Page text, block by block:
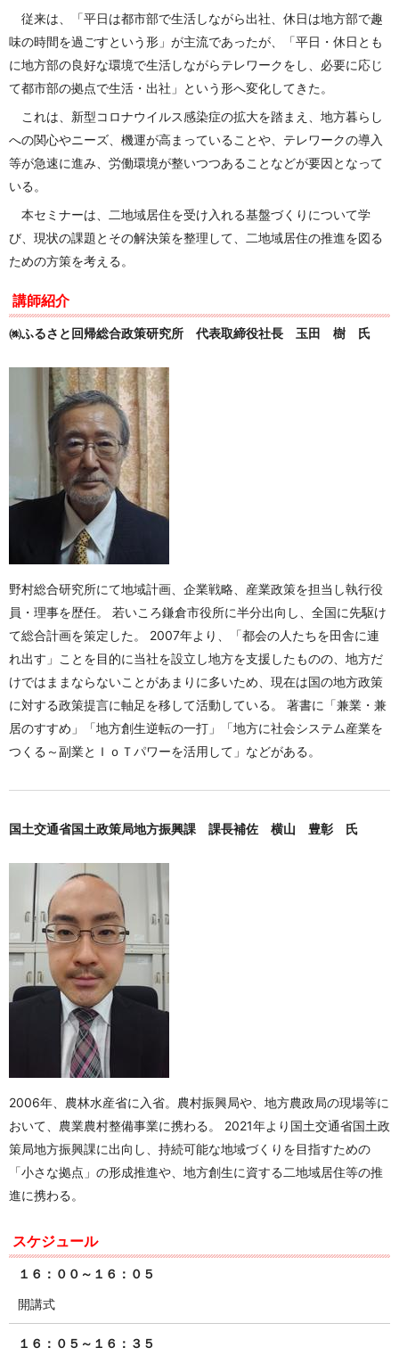
従来は、「平日は都市部で生活しながら出社、休日は地方部で趣
味の時間を過ごすという形」が主流であったが、「平日・休日とも
に地方部の良好な環境で生活しながらテレワークをし、必要に応じ
て都市部の拠点で生活・出社」という形へ変化してきた。
これは、新型コロナウイルス感染症の拡大を踏まえ、地方暮らし
への関心やニーズ、機運が高まっていることや、テレワークの導入
等が急速に進み、労働環境が整いつつあることなどが要因となって
いる。
本セミナーは、二地域居住を受け入れる基盤づくりについて学
び、現状の課題とその解決策を整理して、二地域居住の推進を図る
ための方策を考える。
講師紹介
㈱ふるさと回帰総合政策研究所 代表取締役社長 玉田 樹 氏
野村総合研究所にて地域計画、企業戦略、産業政策を担当し執行役
員・理事を歴任。 若いころ鎌倉市役所に半分出向し、全国に先駆け
て総合計画を策定した。 2007年より、「都会の人たちを田舎に連
れ出す」ことを目的に当社を設立し地方を支援したものの、地方だ
けではままならないことがあまりに多いため、現在は国の地方政策
に対する政策提言に軸足を移して活動している。 著書に「兼業・兼
居のすすめ」「地方創生逆転の一打」「地方に社会システム産業を
つくる～副業とＩｏＴパワーを活用して」などがある。
国土交通省国土政策局地方振興課 課長補佐 横山 豊彰 氏
2006年、農林水産省に入省。農村振興局や、地方農政局の現場等に
おいて、農業農村整備事業に携わる。 2021年より国土交通省国土政
策局地方振興課に出向し、持続可能な地域づくりを目指すための
「小さな拠点」の形成推進や、地方創生に資する二地域居住等の推
進に携わる。
スケジュール
１６：００～１６：０５
開講式
１６：０５～１６：３５